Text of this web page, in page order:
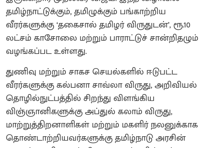
தமிழ்நாட்டுக்கும், தமிழுக்கும் பங்காற்றிய
வீரர்களுக்கு ‘தகைசால் தமிழர் விருதுடன்’, ரூ.10
லட்சம் காசோலை மற்றும் பாராட்டுச் சான்றிதழும்
வழங்கப்பட உள்ளது.
துணிவு மற்றும் சாகச செயல்களில் ஈடுபட்ட
வீரர்களுக்கு கல்பனா சாவ்லா விருது, அறிவியல்
தொழில்நுட்பத்தில் சிறந்து விளங்கிய
விஞ்ஞானிகளுக்கு அப்துல் கலாம் விருது,
மாற்றுத்திறனாளிகள் மற்றும் மகளிர் நலனுக்காக
தொண்டாற்றியவர்களுக்கு தமிழ்நாடு அரசின்